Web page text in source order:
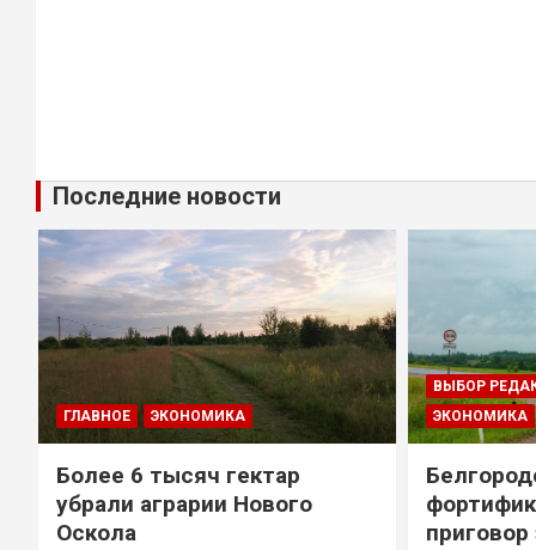
Последние новости
ГЛАВНОЕ ЭКОНОМИКА
Более 6 тысяч гектар
убрали аграрии Нового
Оскола
ВЫБОР
ЭКОНОМИКА